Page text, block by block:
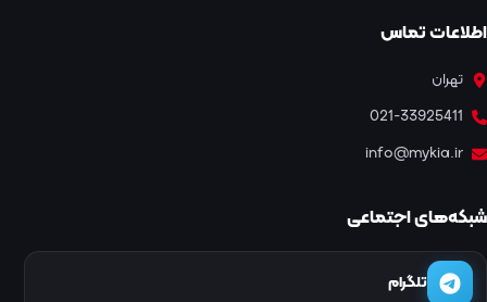
اطلاعات تماس
تهران
021-33925411
info@mykia.ir
شبکه‌های اجتماعی
تلگرام